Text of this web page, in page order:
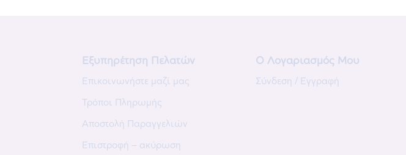
Εξυπηρέτηση Πελατών
Επικοινωνήστε μαζί μας
Τρόποι Πληρωμής
Αποστολή Παραγγελιών
Επιστροφή – ακύρωση
Ο Λογαριασμός Μου
Σύνδεση / Εγγραφή